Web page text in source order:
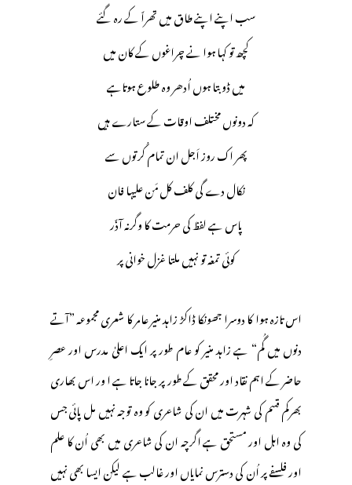
سب اپنے اپنے طاق میں تھراّ کے رہ گئے
کچھ تو کہا ہوا نے چراغوں کے کان میں
میں ڈوبتا ہوں اُدھر وہ طلوع ہوتاہے
کہ دونوں مختلف اوقات کے ستارے ہیں
پھر اک روز اَجل ان تمام کُرتوں سے
نکال دے گی کلف کل مَن علیہا فان
پاس ہے لفظ کی حرمت کا وگرنہ آذّر
کوئی تمغہ تو نہیں ملتا غزل خوانی پر
اس تازہ ہوا کا دوسرا جھونکا ڈاکڑ زاہد منیر عامر کا شعری مجموعہ ”آتے
دنوں میں گُم“ ہے زاہد منیر کو عام طور پر ایک اعلیٰ مدرس اور عصرِ
حاضر کے اہم نقاد اور محقق کے طور پر جانا جاتا ہے ا ور اس بھاری
بھرکم قسم کی شہرت میں ان کی شاعری کو وہ توجہ نہیں مل پائی جس
کی وہ اہل اور مستحق ہے اگرچہ ان کی شاعری میں بھی اُن کا علم
اور فلسفے پر اُن کی دسترس نمایاں اور غالب ہے لیکن ایسا بھی نہیں